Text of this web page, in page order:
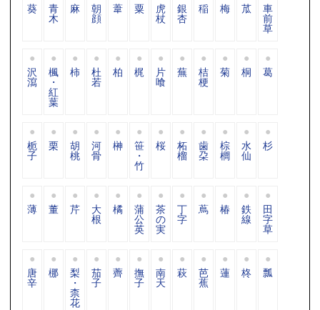
葵 青
木
麻 朝
顔
葦 粟 虎
杖
銀
杏
稲 梅 苽 車
前
草
沢
瀉
楓
・
紅
葉
柿 杜
若
柏 梶 片
喰
蕪 桔
梗
菊 桐 葛
栀
子
栗 胡
桃
河
骨
榊 笹
・
竹
桜 柘
榴
歯
朶
棕
櫚
水
仙
杉
薄 董 芹 大
根
橘 蒲
公
英
茶
の
実
丁
字
蔦 椿 鉄
線
田
字
草
唐
辛
梛 梨
・
柰
花
茄
子
薺 撫
子
南
天
萩 芭
蕉
蓮 柊 瓢